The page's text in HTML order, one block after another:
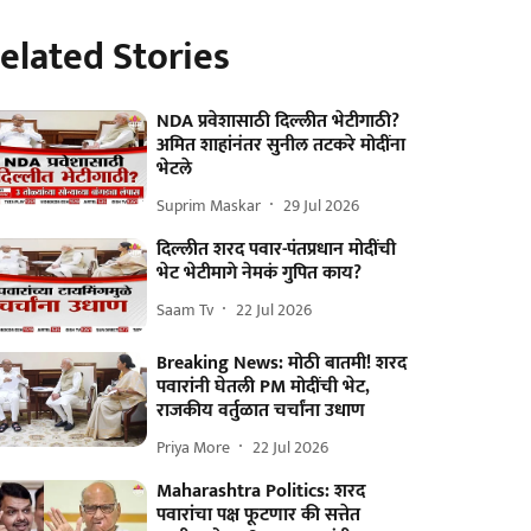
Stories
NDA प्रवेशासाठी दिल्लीत भेटीगाठी?
अमित शाहांनंतर सुनील तटकरे मोदींना
भेटले
Suprim Maskar 29 Jul 2026
दिल्लीत शरद पवार-पंतप्रधान मोदींची
भेट भेटीमागे नेमकं गुपित काय?
Saam Tv 22 Jul 2026
Breaking News: मोठी बातमी! शरद
पवारांनी घेतली PM मोदींची भेट,
राजकीय वर्तुळात चर्चांना उधाण
Priya More 22 Jul 2026
Maharashtra Politics: शरद
पवारांचा पक्ष फूटणार की सत्तेत